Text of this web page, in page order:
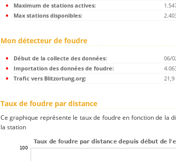
Maximum de stations actives:
Max stations disponibles:
Mon détecteur de foudre
Début de la collecte des données:
06/
Importation des données de foudre:
Trafic vers Blitzortung.org:
Taux de foudre par distance
Ce graphique représente le taux de foudre en fonction de la
la station